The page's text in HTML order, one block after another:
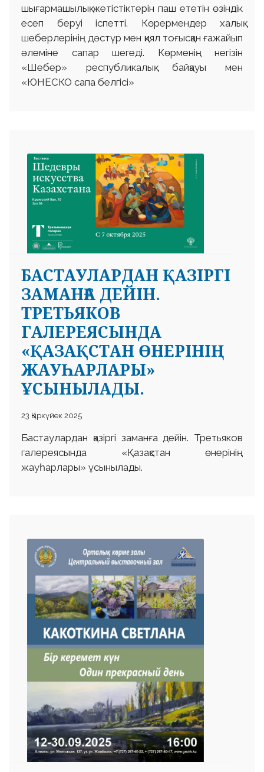
шығармашылық жетістіктерін паш ететін өзіндік
есеп беруі іспетті. Көрермендер халық
шеберлерінің дәстүр мен қиял тоғысқан ғажайып
әлеміне сапар шегеді. Көрменің негізін
«Шебер» республикалық байқауы мен
«ЮНЕСКО сапа белгісі»
БАСТАУЛАРДАН ҚАЗІРГІ
ЗАМАНҒА ДЕЙІН.
ТРЕТЬЯКОВ
ГАЛЕРЕЯСЫНДА
«ҚАЗАҚСТАН ӨНЕРІНІҢ
ЖАУҺАРЛАРЫ»
ҰСЫНЫЛАДЫ.
23 Қыркүйек 2025
Бастаулардан қазіргі заманға дейін. Третьяков
галереясында «Қазақстан өнерінің
жауһарлары» ұсынылады.